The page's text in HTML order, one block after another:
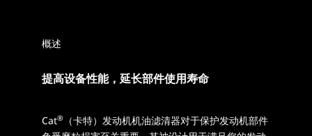
概述
提高设备性能，延长部件使用寿命
Cat®
（卡特）发动机机油滤清器对于保护发动机部件